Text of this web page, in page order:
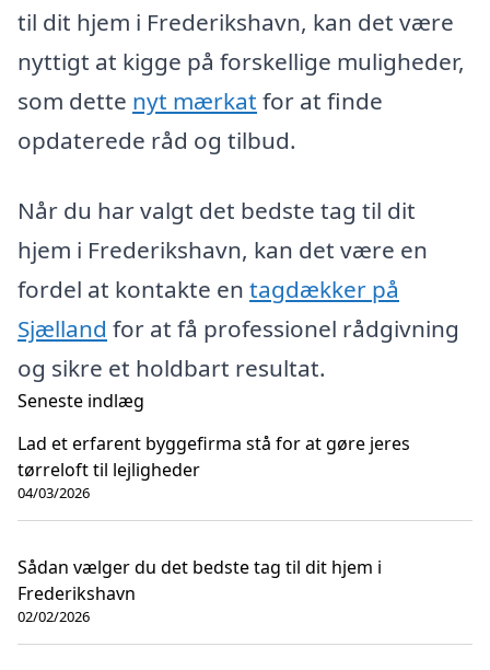
til dit hjem i Frederikshavn, kan det være
nyttigt at kigge på forskellige muligheder,
som dette nyt mærkat for at finde
opdaterede råd og tilbud.
Når du har valgt det bedste tag til dit
hjem i Frederikshavn, kan det være en
fordel at kontakte en tagdækker på
Sjælland for at få professionel rådgivning
og sikre et holdbart resultat.
Seneste indlæg
Lad et erfarent byggefirma stå for at gøre jeres
tørreloft til lejligheder
04/03/2026
Sådan vælger du det bedste tag til dit hjem i
Frederikshavn
02/02/2026